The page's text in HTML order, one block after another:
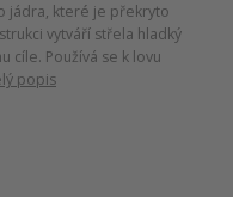
jádra, které je překryto
vytváří střela hladký
cíle. Používá se k lovu
popis